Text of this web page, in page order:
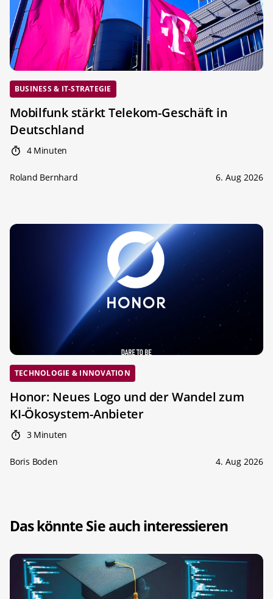
BUSINESS & IT-STRATEGIE
Mobilfunk stärkt Telekom-Geschäft in
Deutschland
4 Minuten
Roland Bernhard 6. Aug 2026
TECHNOLOGIE & INNOVATION
Honor: Neues Logo und der Wandel zum
KI-Ökosystem-Anbieter
3 Minuten
Boris Boden 4. Aug 2026
Das könnte Sie auch interessieren